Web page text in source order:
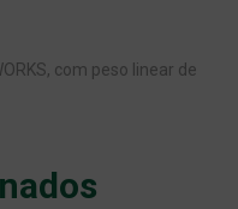
com peso linear de